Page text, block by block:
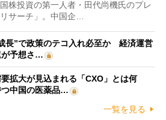
株投資の第一人者・田代尚機氏のプレ
サーチ」。中国企…
長”で政策のテコ入れ必至か 経済運営
が予想さ…
拡大が見込まれる「CXO」とは何
中国の医薬品…
一覧を見る